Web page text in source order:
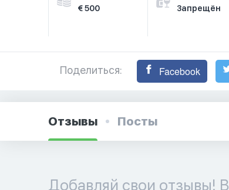
€ 500
Запрещён
Поделиться: Facebook
Отзывы Посты
Добавляй свои отзывы! В